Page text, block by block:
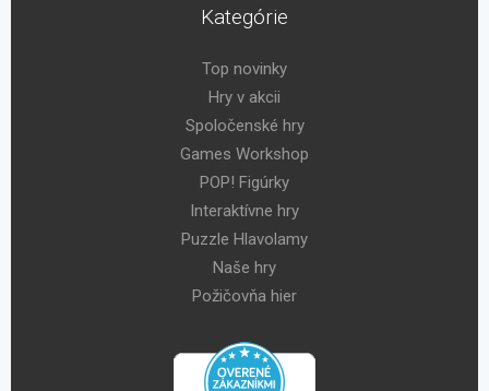
Kategórie
Top novinky
Hry v akcii
Spoločenské hry
Games Workshop
POP! Figúrky
Interaktívne hry
Puzzle Hlavolamy
Naše hry
Požičovňa hier